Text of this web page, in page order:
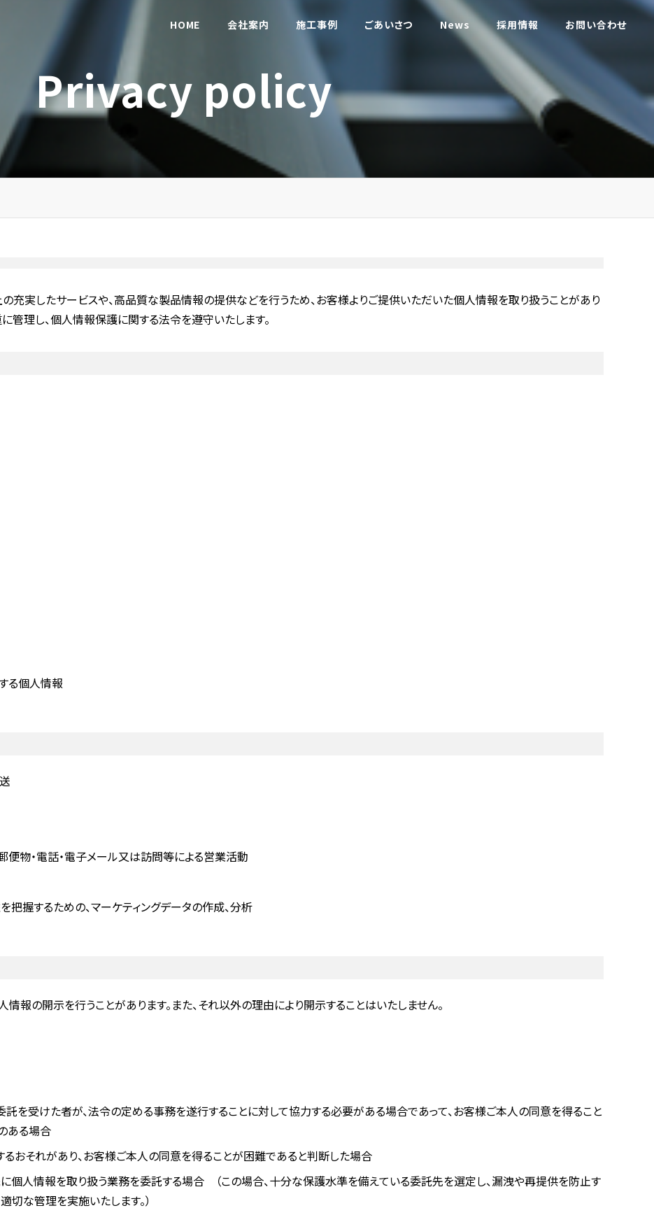
HOME 会社案内 施工事例 ごあいさつ News 採用情報 お問い合わせ
Privacy policy
の充実したサービスや、高品質な製品情報の提供などを行うため、お客様よりご提供いただいた個人情報を取り扱うことがあり
管理し、個人情報保護に関する法令を遵守いたします。
る個人情報
物・電話・電子メール又は訪問等による営業活動
握するための、マーケティングデータの作成、分析
報の開示を行うことがあります。また、それ以外の理由により開示することはいたしません。
を受けた者が、法令の定める事務を遂行することに対して協力する必要がある場合であって、お客様ご本人の同意を得ること
ある場合
るおそれがあり、お客様ご本人の同意を得ることが困難であると判断した場合
人情報を取り扱う業務を委託する場合 （この場合、十分な保護水準を備えている委託先を選定し、漏洩や再提供を防止す
な管理を実施いたします。）